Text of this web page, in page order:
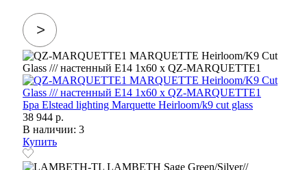
Бра Elstead lighting Marquette Heirloom/k9 cut glass
38 944 р.
В наличии: 3
Купить